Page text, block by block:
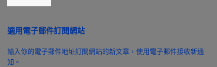
適用電子郵件訂閱網站
輸入你的電子郵件地址訂閱網站的新文章，使用電子郵件接收新通
知。